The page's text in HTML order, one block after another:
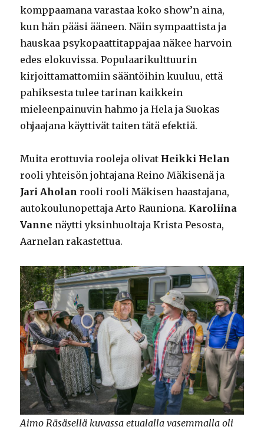
komppaamana varastaa koko show’n aina,
kun hän pääsi ääneen. Näin sympaattista ja
hauskaa psykopaattitappajaa näkee harvoin
edes elokuvissa. Populaarikulttuurin
kirjoittamattomiin sääntöihin kuuluu, että
pahiksesta tulee tarinan kaikkein
mieleenpainuvin hahmo ja Hela ja Suokas
ohjaajana käyttivät taiten tätä efektiä.
Muita erottuvia rooleja olivat Heikki Helan
rooli yhteisön johtajana Reino Mäkisenä ja
Jari Aholan rooli rooli Mäkisen haastajana,
autokoulunopettaja Arto Rauniona. Karoliina
Vanne näytti yksinhuoltaja Krista Pesosta,
Aarnelan rakastettua.
Aimo Räsäsellä kuvassa etualalla vasemmalla oli